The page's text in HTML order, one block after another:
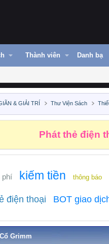
Thành viên Danh bạ
& GIẢI TRÍ Thư Viện Sách
Phát thẻ điện
phí kiếm tiền thông báo
điện thoại BOT giao
Grimm